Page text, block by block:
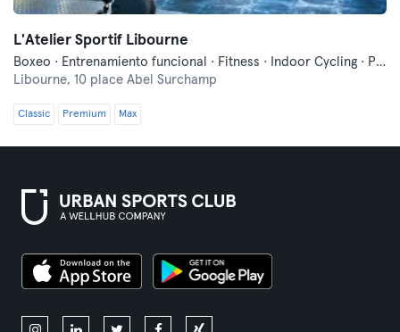
L'Atelier Sportif Libourne
Boxeo · Entrenamiento funcional · Fitness · Indoor Cycling · Pilates · Qi Gong y Tai Chi
Libourne, 10 place Abel Surchamp
Classic Premium Max